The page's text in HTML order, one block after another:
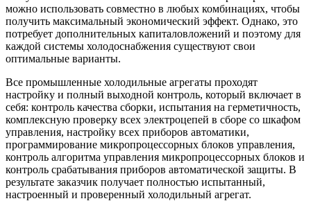
можно использовать совместно в любых комбинациях, чтобы
получить максимальный экономический эффект. Однако, это
потребует дополнительных капиталовложений и поэтому для
каждой системы холодоснабжения существуют свои
оптимальные варианты.
Все промышленные холодильные агрегаты проходят
настройку и полный выходной контроль, который включает в
себя: контроль качества сборки, испытания на герметичность,
комплексную проверку всех электроцепей в сборе со шкафом
управления, настройку всех приборов автоматики,
программирование микропроцессорных блоков управления,
контроль алгоритма управления микропроцессорных блоков и
контроль срабатывания приборов автоматической защиты. В
результате заказчик получает полностью испытанный,
настроенный и проверенный холодильный агрегат.